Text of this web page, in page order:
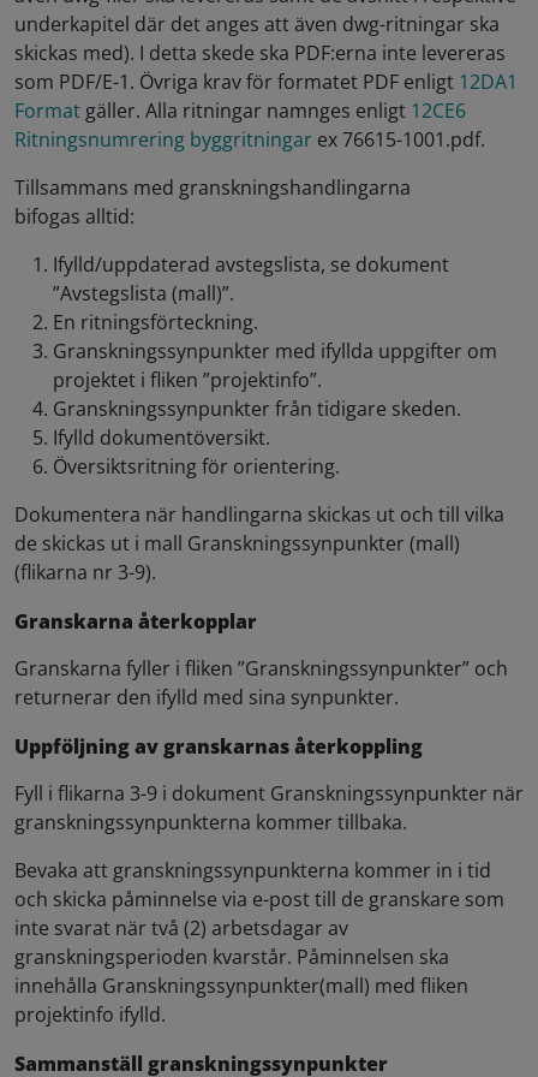
underkapitel där det anges att även dwg-ritningar ska
skickas med). I detta skede ska PDF:erna inte levereras
som PDF/E-1. Övriga krav för formatet PDF enligt 12DA1
Format gäller. Alla ritningar namnges enligt 12CE6
Ritningsnumrering byggritningar ex 76615-1001.pdf.
Tillsammans med granskningshandlingarna
bifogas alltid:
Ifylld/uppdaterad avstegslista, se dokument
”Avstegslista (mall)”.
En ritningsförteckning.
Granskningssynpunkter med ifyllda uppgifter om
projektet i fliken ”projektinfo”.
Granskningssynpunkter från tidigare skeden.
Ifylld dokumentöversikt.
Översiktsritning för orientering.
Dokumentera när handlingarna skickas ut och till vilka
de skickas ut i mall Granskningssynpunkter (mall)
(flikarna nr 3-9).
Granskarna återkopplar
Granskarna fyller i fliken ”Granskningssynpunkter” och
returnerar den ifylld med sina synpunkter.
Uppföljning av granskarnas återkoppling
Fyll i flikarna 3-9 i dokument Granskningssynpunkter när
granskningssynpunkterna kommer tillbaka.
Bevaka att granskningssynpunkterna kommer in i tid
och skicka påminnelse via e-post till de granskare som
inte svarat när två (2) arbetsdagar av
granskningsperioden kvarstår. Påminnelsen ska
innehålla Granskningssynpunkter(mall) med fliken
projektinfo ifylld.
Sammanställ granskningssynpunkter